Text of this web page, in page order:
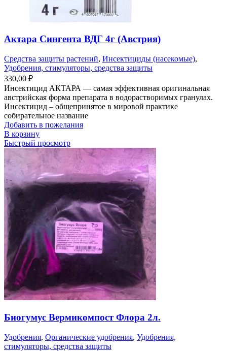
Актара Сингента ВДГ 4г (Австрия)
Средства защиты растений, Инсектициды (насекомые),
Удобрения, стимуляторы, средства защиты
330,00 ₽
Инсектицид АКТАРА — самая эффективная оригинальная
австрийская форма препарата в водорастворимых гранулах.
Инсектицид – общепринятое в мировой практике
собирательное название
Добавить в пожелания
В корзину
Быстрый просмотр
Биогумус Вермикомпост Флора 2л.
Удобрения, Органические удобрения, Удобрения,
стимуляторы, средства защиты